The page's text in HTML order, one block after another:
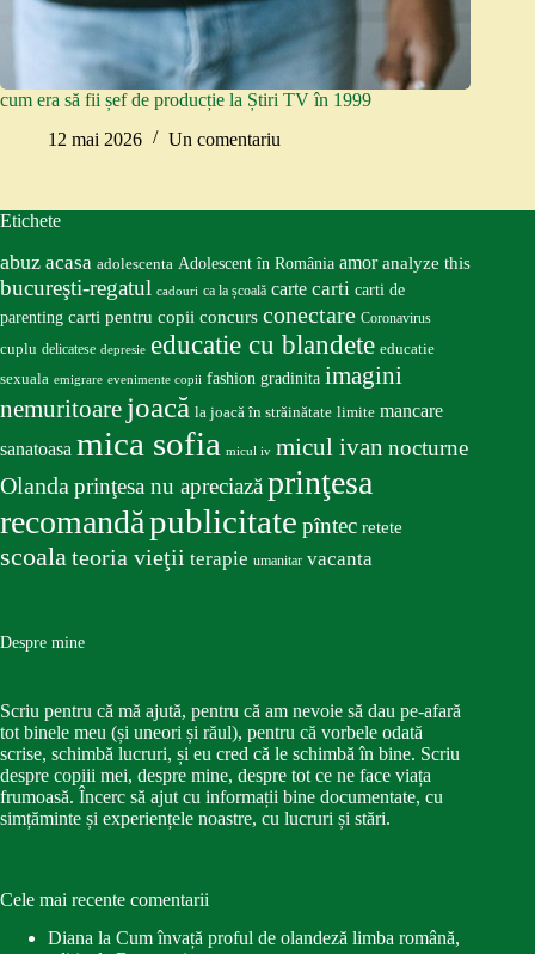
cum era să fii șef de producție la Știri TV în 1999
12 mai 2026
Un comentariu
Etichete
abuz acasa adolescenta Adolescent în România amor analyze this
bucureşti-regatul cadouri ca la școală carte carti carti de
parenting carti pentru copii concurs conectare Coronavirus
cuplu delicatese depresie educatie cu blandete educatie
sexuala emigrare evenimente copii fashion gradinita imagini
nemuritoare joacă la joacă în străinătate limite mancare
sanatoasa mica sofia micul iv micul ivan nocturne
Olanda prinţesa nu apreciază prinţesa
recomandăpublicitate pîntec retete
scoala teoria vieţii terapie umanitar vacanta
Despre mine
Scriu pentru că mă ajută, pentru că am nevoie să dau pe-afară
tot binele meu (și uneori și răul), pentru că vorbele odată
scrise, schimbă lucruri, și eu cred că le schimbă în bine. Scriu
despre copiii mei, despre mine, despre tot ce ne face viața
frumoasă. Încerc să ajut cu informații bine documentate, cu
simțăminte și experiențele noastre, cu lucruri și stări.
Cele mai recente comentarii
Diana la Cum învață proful de olandeză limba română,